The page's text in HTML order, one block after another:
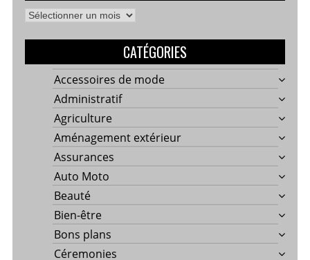
Archives
CATÉGORIES
Accessoires de mode
Administratif
Agriculture
Aménagement extérieur
Assurances
Auto Moto
Beauté
Bien-être
Bons plans
Céremonies